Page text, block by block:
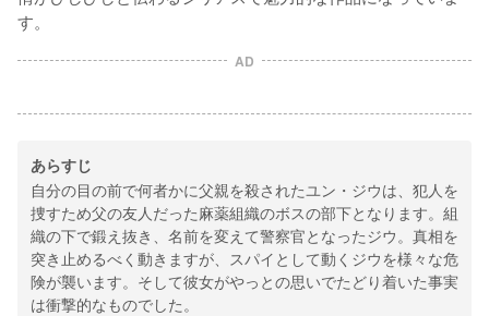
す。
AD
あらすじ
自分の目の前で何者かに父親を殺されたユン・ジウは、犯人を
捜すため父の友人だった麻薬組織のボスの部下となります。組
織の下で鍛え抜き、名前を変えて警察官となったジウ。真相を
突き止めるべく動きますが、スパイとして動くジウを様々な危
険が襲います。そして彼女がやっとの思いでたどり着いた事実
は衝撃的なものでした。